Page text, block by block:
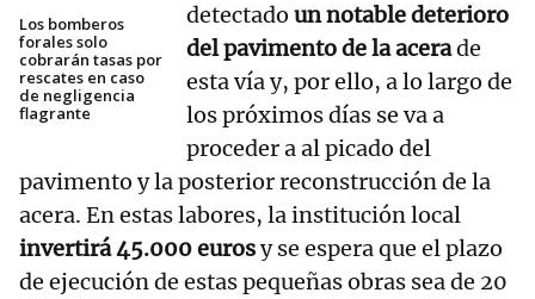
Los bomberos
forales solo
cobrarán tasas por
rescates en caso
de negligencia
flagrante
detectado un notable deterioro
del pavimento de la acerade
esta vía y, por ello, a lo largo de
los próximos días se va a
proceder a al picado del
pavimento y la posterior reconstrucción de la
acera. En estas labores, la institución local
invertirá 45.000 eurosy se espera que el plazo
de ejecución de estas pequeñas obras sea de 20